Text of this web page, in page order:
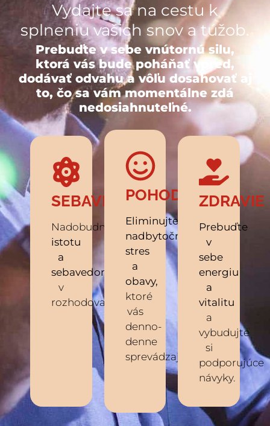
Vydajte sa na cestu k
splneniu vašich snov a túžob.
Prebuďte v sebe vnútornú silu,
ktorá vás bude poháňať vpred,
dodávať odvahu a vôľu dosahovať aj
to, čo sa vám momentálne zdá
nedosiahnuteľné.
SEBAVEDOMIE
Nadobudnite
istotu
a
sebavedomie
v
rozhodovaní.
POHODA
Eliminujte
nadbytočný
stres
a
obavy,
ktoré
vás
denno-
denne
sprevádzajú.
ZDRAVIE
Prebuďte
v
sebe
energiu
a
vitalitu
a
vybudujte
si
podporujúce
návyky.